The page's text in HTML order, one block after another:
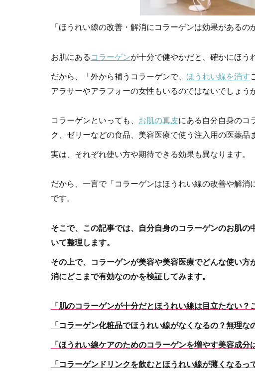
「ほうれい線の改善・解消にコラーゲンは効果があるの
お肌にある コラーゲンが十分で健やかだと、確かにほう
だから、「外から補うコラーゲンで、 ほうれい線を消す
アラサーやアラフォーの女性もいるのではないでしょう
コラーゲンといっても、 お肌の真皮にある自分自身のコ
ク、ゼリーなどの食品、美容医療で使う注入用の医薬品
実は、それぞれ使い方や期待できる効果も異なります。
だから、一言で「コラーゲンはほうれい線の改善や解
です。
そこで、この記事では、自分自身のコラーゲンのお肌
いて整理します。
その上で、コラーゲンが美容や美容医療でどんな使い
消にどこまで有効なのかを検証してみます。
「肌のコラーゲンが十分だとほうれい線は目立たない？
「コラーゲン化粧品でほうれい線がなくなるの？無理な
「ほうれい線ケアのためのコラーゲンを増やす美容成分
「コラーゲンドリンクを飲むとほうれい線が薄くなるっ